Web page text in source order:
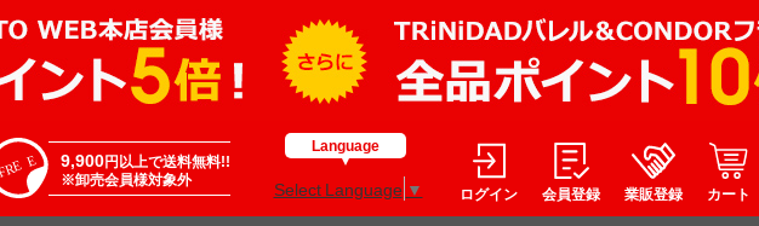
9,900円以上で送料無料!!
※卸売会員様対象外
Language
Select Language ▼ ログイン 会員登録 業販登録 カート